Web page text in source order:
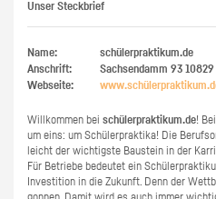
Unser Steckbrief
Name:
schülerpraktikum.de
Anschrift:
Sachsendamm 93 10829
Webseite:
Will­kom­men bei schü­ler­prak­ti­kum.de! Bei
um eins: um Schü­ler­prak­ti­ka! Die
leicht der wich­tigs­te Bau­stein in der
Für Be­trie­be be­deu­tet ein
In­ves­ti­ti­on in die Zu­kunft. Denn der